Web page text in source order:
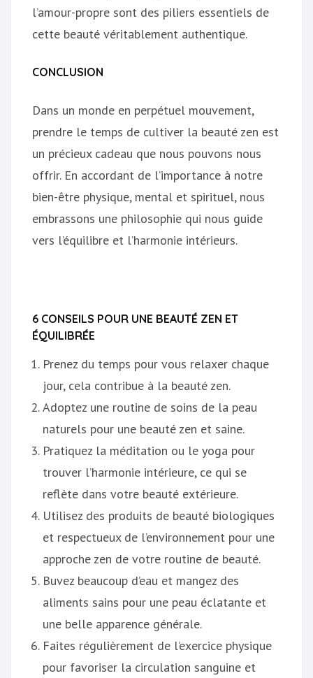
l’amour-propre sont des piliers essentiels de
cette beauté véritablement authentique.
CONCLUSION
Dans un monde en perpétuel mouvement,
prendre le temps de cultiver la beauté zen est
un précieux cadeau que nous pouvons nous
offrir. En accordant de l’importance à notre
bien-être physique, mental et spirituel, nous
embrassons une philosophie qui nous guide
vers l’équilibre et l’harmonie intérieurs.
6 CONSEILS POUR UNE BEAUTÉ ZEN ET
ÉQUILIBRÉE
Prenez du temps pour vous relaxer chaque
jour, cela contribue à la beauté zen.
Adoptez une routine de soins de la peau
naturels pour une beauté zen et saine.
Pratiquez la méditation ou le yoga pour
trouver l’harmonie intérieure, ce qui se
reflète dans votre beauté extérieure.
Utilisez des produits de beauté biologiques
et respectueux de l’environnement pour une
approche zen de votre routine de beauté.
Buvez beaucoup d’eau et mangez des
aliments sains pour une peau éclatante et
une belle apparence générale.
Faites régulièrement de l’exercice physique
pour favoriser la circulation sanguine et